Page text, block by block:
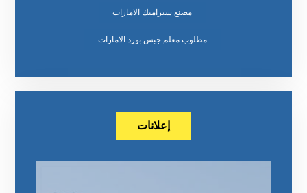
مصنع سيراميك الامارات
مطلوب معلم جبس بورد الامارات
إعلانات